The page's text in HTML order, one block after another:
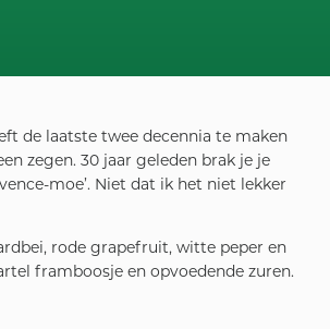
de laatste twee decennia te maken
zegen. 30 jaar geleden brak je je
moe’. Niet dat ik het niet lekker
rode grapefruit, witte peper en
framboosje en opvoedende zuren.